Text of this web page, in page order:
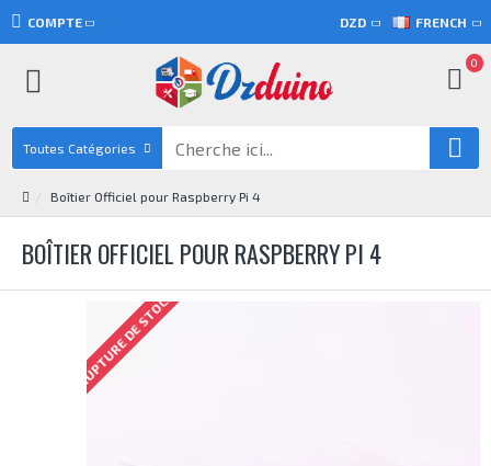
COMPTE DZD FRENCH
0
Toutes Catégories
Boîtier Officiel pour Raspberry Pi 4
BOÎTIER OFFICIEL POUR RASPBERRY PI 4
RUPTURE DE STOCK